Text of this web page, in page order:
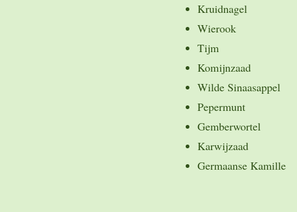
Kruidnagel
Wierook
Tijm
Komijnzaad
Wilde Sinaasappel
Pepermunt
Gemberwortel
Karwijzaad
Germaanse Kamille